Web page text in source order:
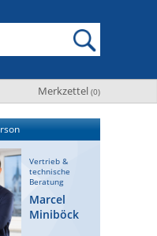
Merkzettel (0)
Vertrieb &
technische
Beratung
Marcel
Miniböck